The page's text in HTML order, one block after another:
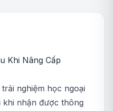
Khi Nâng Cấp
nghiệm học ngoại
khi nhận được thông